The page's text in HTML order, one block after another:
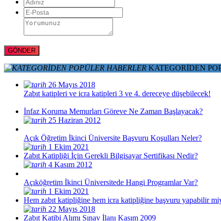
KATEGORİDEN
26 Mayıs 2018
Zabıt katipleri ve icra katipleri 3 ve 4. dereceye düşebilecek!
İnfaz Koruma Memurları Göreve Ne Zaman Başlayacak?
25 Haziran 2012
Açık Öğretim İkinci Üniversite Başvuru Koşulları Neler?
1 Ekim 2021
Zabıt Katipliği İçin Gerekli Bilgisayar Sertifikası Nedir?
4 Kasım 2012
Açıköğretim İkinci Üniversitede Hangi Programlar Var?
1 Ekim 2021
Hem zabıt katipliğine hem icra katipliğine başvuru yapabilir
22 Mayıs 2018
Zabıt Katibi Alımı Sınav İlanı Kasım 2009